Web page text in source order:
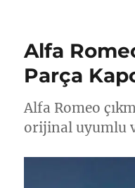
Alfa
Parça
Alfa Romeo
orijinal uyumlu